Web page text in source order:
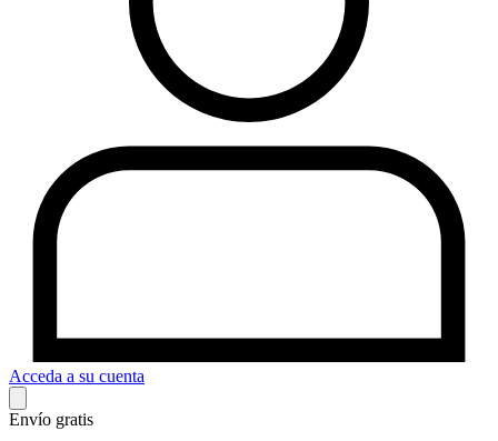
Acceda a su cuenta
Envío gratis